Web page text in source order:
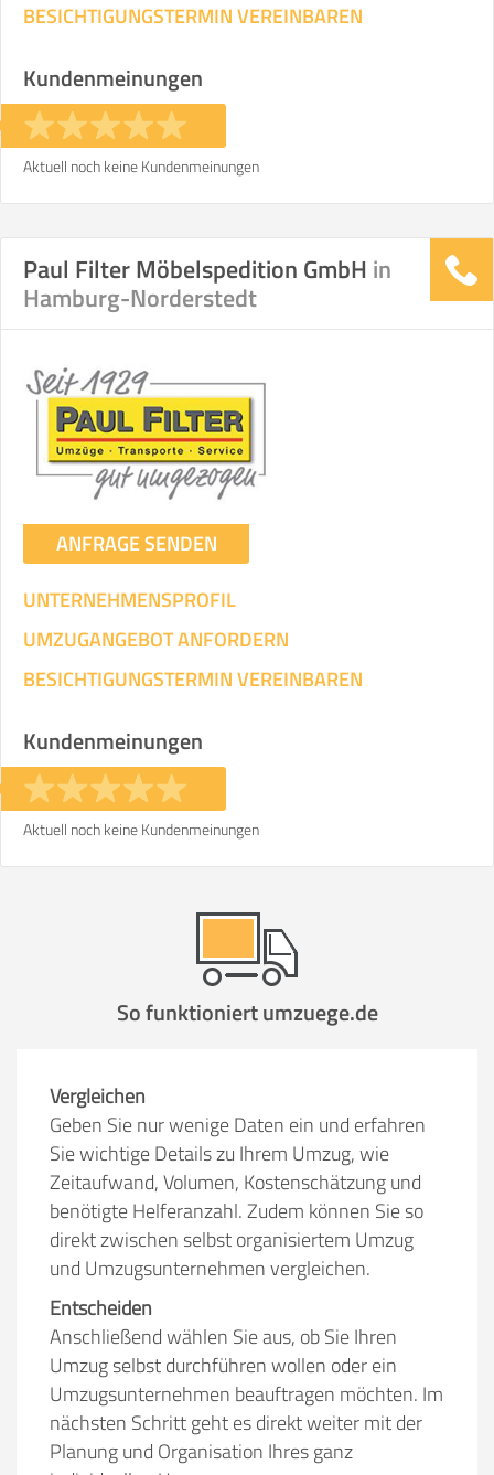
BESICHTIGUNGSTERMIN VEREINBAREN
Kundenmeinungen
Aktuell noch keine Kundenmeinungen
Paul Filter Möbelspedition GmbH in
Hamburg-Norderstedt
ANFRAGE SENDEN
UNTERNEHMENSPROFIL
UMZUGANGEBOT ANFORDERN
BESICHTIGUNGSTERMIN VEREINBAREN
Kundenmeinungen
Aktuell noch keine Kundenmeinungen
So funktioniert umzuege.de
Vergleichen
Geben Sie nur wenige Daten ein und erfahren
Sie wichtige Details zu Ihrem Umzug, wie
Zeitaufwand, Volumen, Kostenschätzung und
benötigte Helferanzahl. Zudem können Sie so
direkt zwischen selbst organisiertem Umzug
und Umzugsunternehmen vergleichen.
Entscheiden
Anschließend wählen Sie aus, ob Sie Ihren
Umzug selbst durchführen wollen oder ein
Umzugsunternehmen beauftragen möchten. Im
nächsten Schritt geht es direkt weiter mit der
Planung und Organisation Ihres ganz